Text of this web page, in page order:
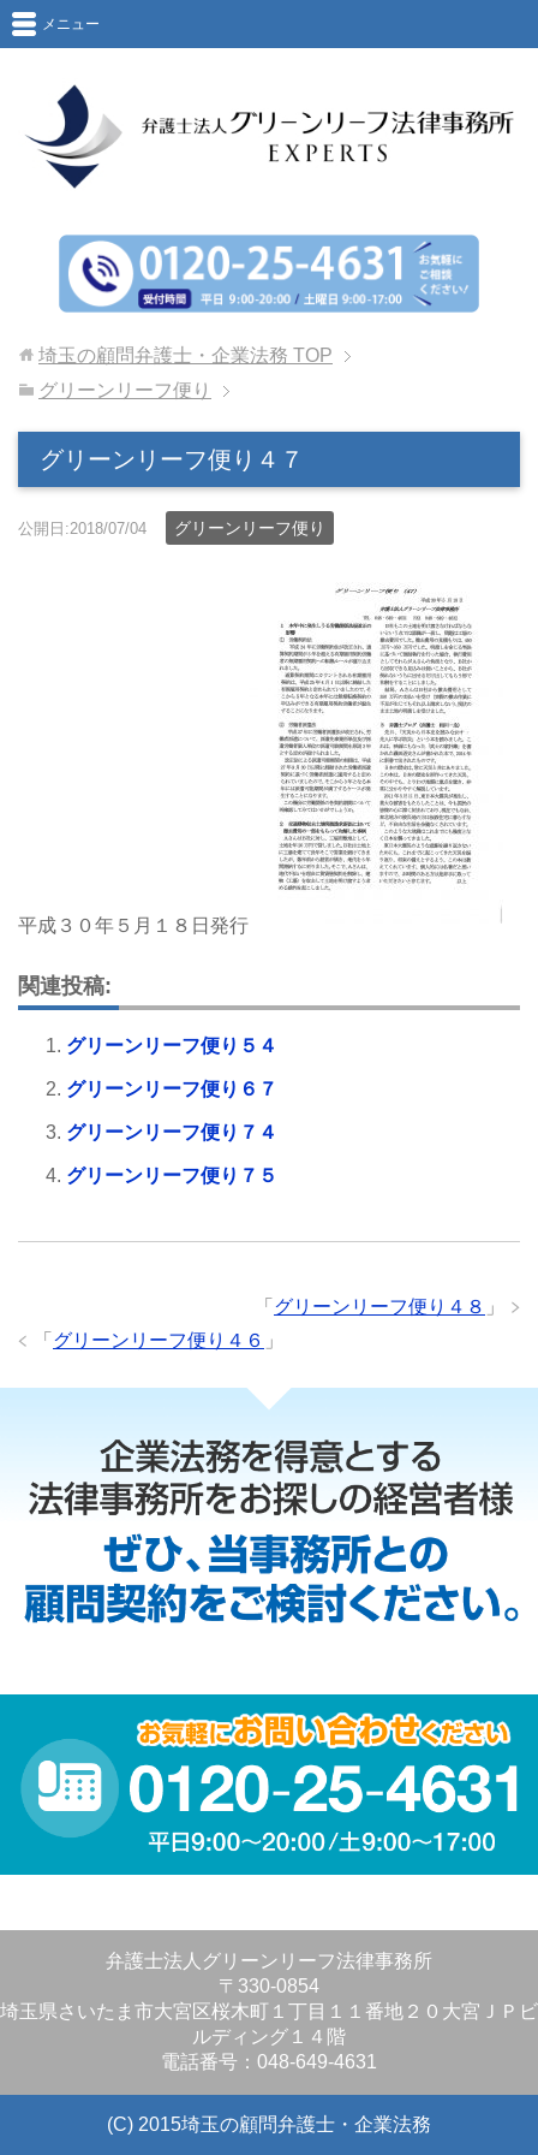
メニュー
埼玉の顧問弁護士・企業法務 TOP
グリーンリーフ便り
グリーンリーフ便り４７
公開日:2018/07/04 グリーンリーフ便り
平成３０年５月１８日発行
関連投稿:
グリーンリーフ便り５４
グリーンリーフ便り６７
グリーンリーフ便り７４
グリーンリーフ便り７５
「 グリーンリーフ便り４８ 」
「 グリーンリーフ便り４６ 」
弁護士法人グリーンリーフ法律事務所
〒330-0854
埼玉県さいたま市大宮区桜木町１丁目１１番地２０大宮ＪＰビ
ルディング１４階
電話番号：048-649-4631
(C) 2015埼玉の顧問弁護士・企業法務